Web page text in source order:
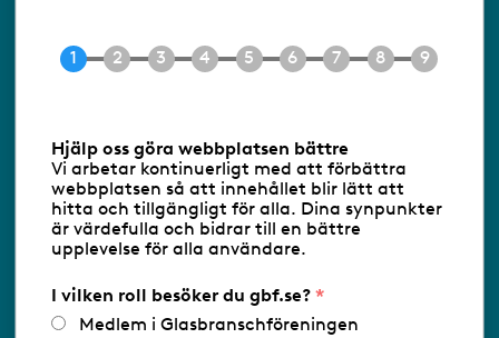
E-post info@gbf.se
Följ oss via RSS
Databasens namn:www.gbf.se-
Glasbranschföreningen AB - Ansvarig
utgivare: Sofia Wahlgren
Hjälp oss göra webbplatsen bättre
Vi arbetar kontinuerligt med att förbättra
webbplatsen så att innehållet blir lätt att
hitta och tillgängligt för alla. Dina synpunkter
är värdefulla och bidrar till en bättre
upplevelse för alla användare.
I vilken roll besöker du gbf.se?
Medlem i Glasbranschföreningen